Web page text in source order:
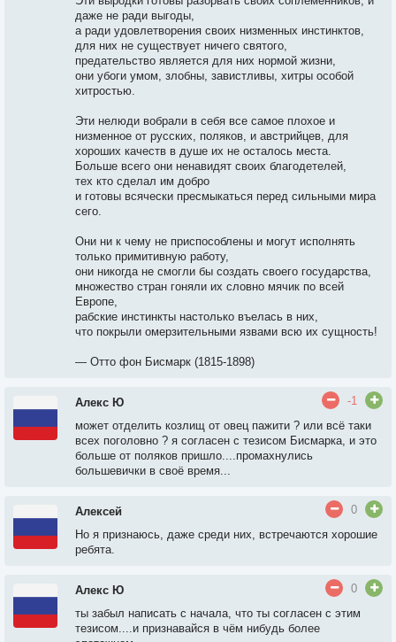
даже не ради выгоды,
а ради удовлетворения своих низменных инстинктов,
для них не существует ничего святого,
предательство является для них нормой жизни,
они убоги умом, злобны, завистливы, хитры особой
хитростью.
Эти нелюди вобрали в себя все самое плохое и
низменное от русских, поляков, и австрийцев, для
хороших качеств в душе их не осталось места.
Больше всего они ненавидят своих благодетелей,
тех кто сделал им добро
и готовы всячески пресмыкаться перед сильными мира
сего.
Они ни к чему не приспособлены и могут исполнять
только примитивную работу,
они никогда не смогли бы создать своего государства,
множество стран гоняли их словно мячик по всей
Европе,
рабские инстинкты настолько въелась в них,
что покрыли омерзительными язвами всю их сущность!
— Отто фон Бисмарк (1815-1898)
Алекс Ю
-1
может отделить козлищ от овец пажити ? или всё таки
всех поголовно ? я согласен с тезисом Бисмарка, и это
больше от поляков пришло....промахнулись
большевички в своё время...
Алексей
0
Но я признаюсь, даже среди них, встречаются хорошие
ребята.
Алекс Ю
0
ты забыл написать с начала, что ты согласен с этим
тезисом....и признавайся в чём нибудь более